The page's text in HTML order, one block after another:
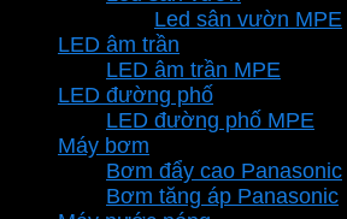
Led sân vườn MPE
LED âm trần
LED âm trần MPE
LED đường phố
LED đường phố MPE
Máy bơm
Bơm đẩy cao Panasonic
Bơm tăng áp Panasonic